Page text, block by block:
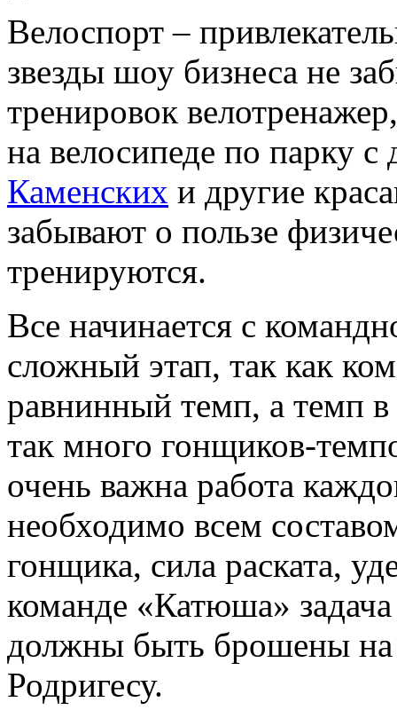
Велоспорт –
звезды шоу бизнеса не
тренировок
на велосипеде по парку
Каменских и другие
забывают о пользе
тренируются.
Все начинается с
сложный этап, так как
равнинный темп, а темп
так много гонщиков-
очень важна работа
необходимо всем
гонщика, сила раската,
команде «Катюша»
должны быть брошены
Родригесу.